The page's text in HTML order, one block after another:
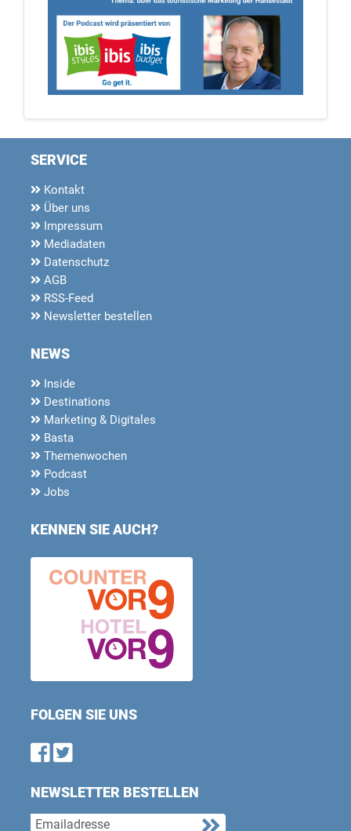
SERVICE
Kontakt
Über uns
Impressum
Mediadaten
Datenschutz
AGB
RSS-Feed
Newsletter bestellen
NEWS
Inside
Destinations
Marketing & Digitales
Basta
Themenwochen
Podcast
Jobs
KENNEN SIE AUCH?
FOLGEN SIE UNS
Find us on Facebook
Follow us on Twitter
NEWSLETTER BESTELLEN